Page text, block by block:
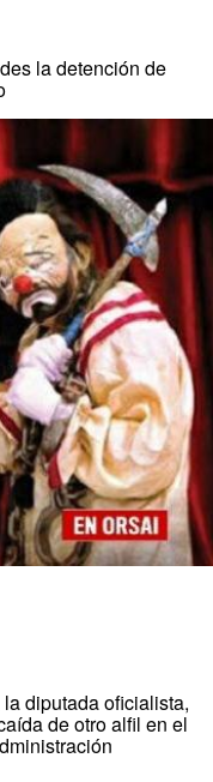
la detención de
diputada oficialista,
de otro alfil en el